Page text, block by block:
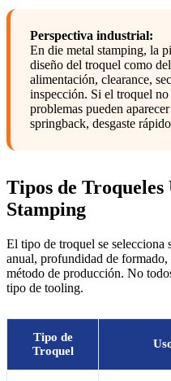
Perspectiva industrial:
En die metal stamping, la
diseño del troquel como
alimentación, clearance,
inspección. Si el troquel no
problemas pueden
springback, desgaste
Tipos de Troqueles
Stamping
El tipo de troquel se selecciona
anual, profundidad de
método de producción. No
tipo de tooling.
Tipo de
Troquel